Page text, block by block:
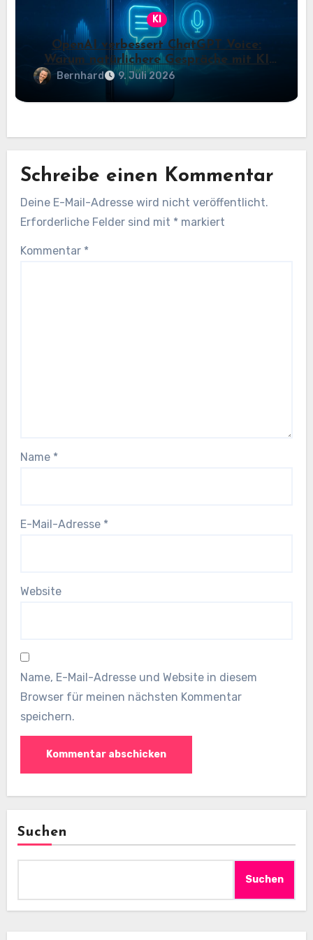
KI
OpenAI verbessert ChatGPT Voice:
Warum natürlichere Gespräche mit KI
jetzt wichtiger werden
Bernhard 9. Juli 2026
Schreibe einen Kommentar
Deine E-Mail-Adresse wird nicht veröffentlicht.
Erforderliche Felder sind mit * markiert
Kommentar *
Name *
E-Mail-Adresse *
Website
Name, E-Mail-Adresse und Website in diesem
Browser für meinen nächsten Kommentar
speichern.
Suchen
Suchen